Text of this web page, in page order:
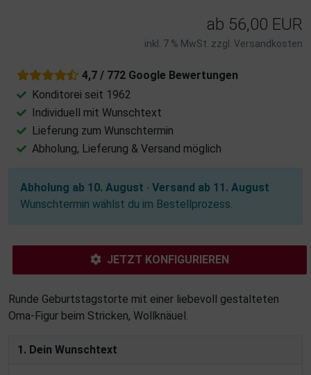
ab 56,00 EUR
inkl. 7 % MwSt. zzgl. Versandkosten
4,7 / 772 Google Bewertungen
Konditorei seit 1962
Individuell mit Wunschtext
Lieferung zum Wunschtermin
Abholung, Lieferung & Versand möglich
Abholung ab 10. August · Versand ab 11. August
Wunschtermin wählst du im Bestellprozess.
JETZT KONFIGURIEREN
Runde Geburtstagstorte mit einer liebevoll gestalteten
Oma-Figur beim Stricken, Wollknäuel.
1. Dein Wunschtext